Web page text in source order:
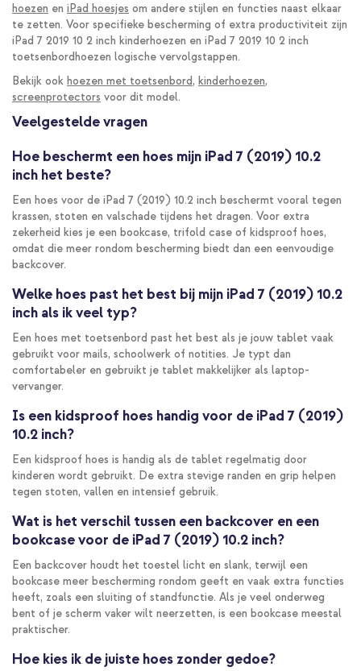
hoezen en iPad hoesjes om andere stijlen en functies naast elkaar
te zetten. Voor specifieke bescherming of extra productiviteit zijn
iPad 7 2019 10 2 inch kinderhoezen en iPad 7 2019 10 2 inch
toetsenbordhoezen logische vervolgstappen.
Bekijk ook hoezen met toetsenbord, kinderhoezen,
screenprotectors voor dit model.
Veelgestelde vragen
Hoe beschermt een hoes mijn iPad 7 (2019) 10.2
inch het beste?
Een hoes voor de iPad 7 (2019) 10.2 inch beschermt vooral tegen
krassen, stoten en valschade tijdens het dragen. Voor extra
zekerheid kies je een bookcase, trifold case of kidsproof hoes,
omdat die meer rondom bescherming biedt dan een eenvoudige
backcover.
Welke hoes past het best bij mijn iPad 7 (2019) 10.2
inch als ik veel typ?
Een hoes met toetsenbord past het best als je jouw tablet vaak
gebruikt voor mails, schoolwerk of notities. Je typt dan
comfortabeler en gebruikt je tablet makkelijker als laptop-
vervanger.
Is een kidsproof hoes handig voor de iPad 7 (2019)
10.2 inch?
Een kidsproof hoes is handig als de tablet regelmatig door
kinderen wordt gebruikt. De extra stevige randen en grip helpen
tegen stoten, vallen en intensief gebruik.
Wat is het verschil tussen een backcover en een
bookcase voor de iPad 7 (2019) 10.2 inch?
Een backcover houdt het toestel licht en slank, terwijl een
bookcase meer bescherming rondom geeft en vaak extra functies
heeft, zoals een sluiting of standfunctie. Als je veel onderweg
bent of je scherm vaker wilt neerzetten, is een bookcase meestal
praktischer.
Hoe kies ik de juiste hoes zonder gedoe?